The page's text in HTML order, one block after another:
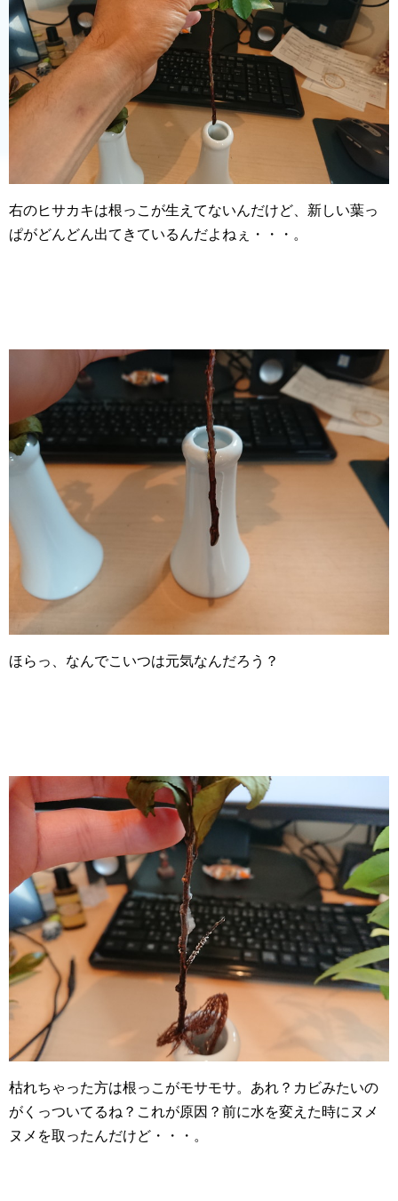
右のヒサカキは根っこが生えてないんだけど、新しい葉っ
ぱがどんどん出てきているんだよねぇ・・・。
ほらっ、なんでこいつは元気なんだろう？
枯れちゃった方は根っこがモサモサ。あれ？カビみたいの
がくっついてるね？これが原因？前に水を変えた時にヌメ
ヌメを取ったんだけど・・・。